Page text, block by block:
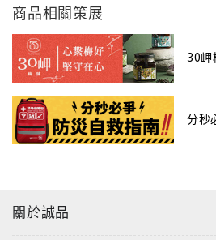
商品相關策展
30岬
分秒
關於誠品